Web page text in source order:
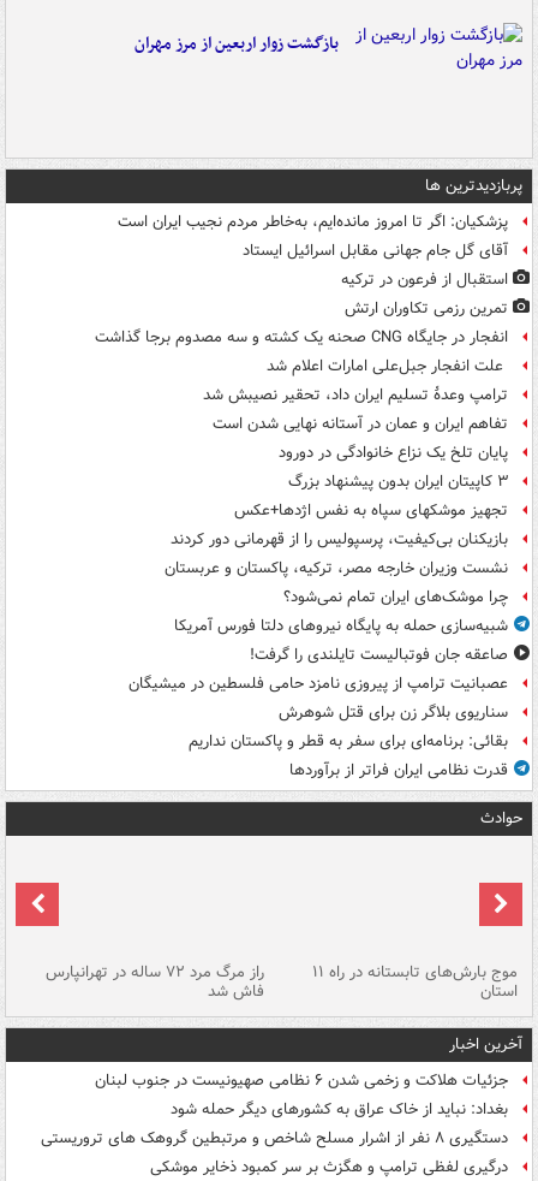
بازگشت زوار اربعین از مرز مهران
پربازدیدترین ها
پزشکیان: اگر تا امروز مانده‌ایم، به‌خاطر مردم نجیب ایران است
آقای گل جام جهانی مقابل اسرائیل ایستاد
استقبال از فرعون در ترکیه
تمرین رزمی تکاوران ارتش
انفجار در جایگاه CNG صحنه یک کشته و سه مصدوم برجا گذاشت
علت انفجار جبل‌علی امارات اعلام شد
ترامپ وعدۀ تسلیم ایران داد، تحقیر نصیبش شد
تفاهم ایران و عمان در آستانه نهایی شدن است
پایان تلخ یک نزاع خانوادگی در دورود
۳ کاپیتان ایران بدون پیشنهاد بزرگ
تجهیز موشکهای سپاه به نفس اژدها+عکس
بازیکنان بی‌کیفیت، پرسپولیس را از قهرمانی دور کردند
نشست وزیران خارجه مصر، ترکیه، پاکستان و عربستان
چرا موشک‌های ایران تمام نمی‌شود؟
شبیه‌سازی حمله به پایگاه نیروهای دلتا فورس آمریکا
صاعقه جان فوتبالیست تایلندی را گرفت!
عصبانیت ترامپ از پیروزی نامزد حامی فلسطین در میشیگان
سناریوی بلاگر زن برای قتل شوهرش
بقائی: برنامه‌ای برای سفر به قطر و پاکستان نداریم
قدرت نظامی ایران فراتر از برآوردها
حوادث
موج بارش‌های تابستانه در راه ۱۱
استان
راز مرگ مرد ۷۲ ساله در تهرانپارس
فاش شد
آخرین اخبار
جزئیات هلاکت و زخمی شدن ۶ نظامی صهیونیست در جنوب لبنان
بغداد: نباید از خاک عراق به کشورهای دیگر حمله شود
دستگیری ۸ نفر از اشرار مسلح شاخص و مرتبطین گروهک های تروریستی
درگیری لفظی ترامپ و هگزث بر سر کمبود ذخایر موشکی